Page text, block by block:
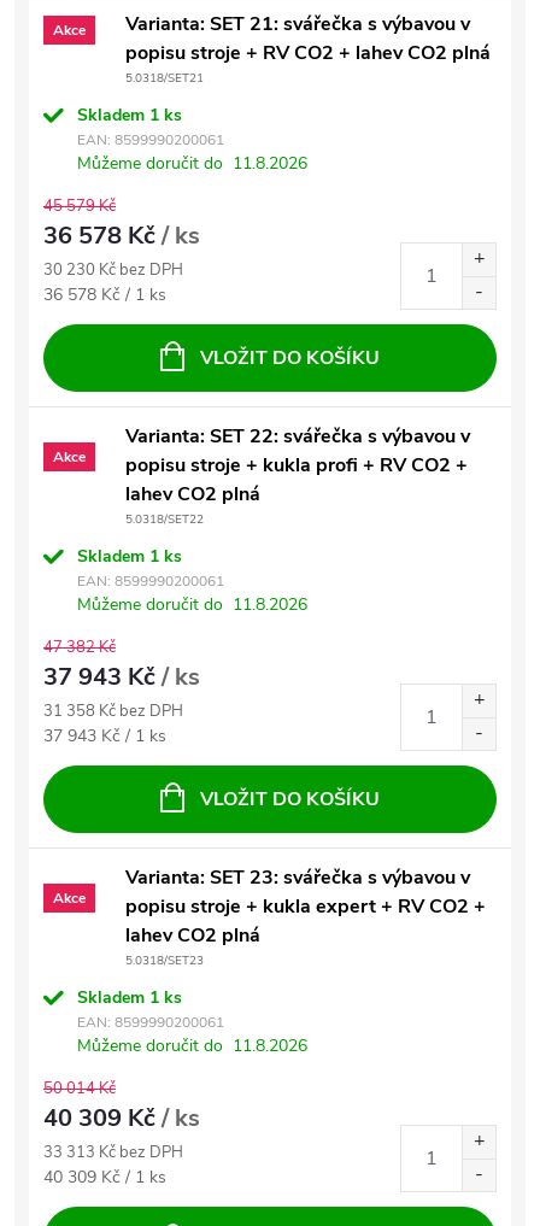
Akce
Varianta: SET 21: svářečka s výbavou v
popisu stroje + RV CO2 + lahev CO2 plná
5.0318/SET21
Skladem 1 ks
EAN: 8599990200061
Můžeme doručit do 11.8.2026
45 579 Kč
36 578 Kč/ ks
30 230 Kč bez DPH
Měrná cena:
36 578 Kč / 1 ks
VLOŽIT DO KOŠÍKU
Akce
Varianta: SET 22: svářečka s výbavou v
popisu stroje + kukla profi + RV CO2 +
lahev CO2 plná
5.0318/SET22
Skladem 1 ks
EAN: 8599990200061
Můžeme doručit do 11.8.2026
47 382 Kč
37 943 Kč/ ks
31 358 Kč bez DPH
Měrná cena:
37 943 Kč / 1 ks
VLOŽIT DO KOŠÍKU
Akce
Varianta: SET 23: svářečka s výbavou v
popisu stroje + kukla expert + RV CO2 +
lahev CO2 plná
5.0318/SET23
Skladem 1 ks
EAN: 8599990200061
Můžeme doručit do 11.8.2026
50 014 Kč
40 309 Kč/ ks
33 313 Kč bez DPH
Měrná cena:
40 309 Kč / 1 ks